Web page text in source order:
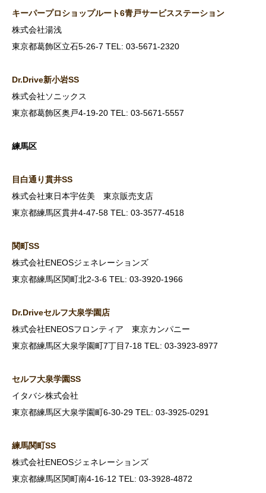
キーパープロショップルート6青戸サービスステーション
株式会社湯浅
東京都葛飾区立石5-26-7 TEL: 03-5671-2320
Dr.Drive新小岩SS
株式会社ソニックス
東京都葛飾区奥戸4-19-20 TEL: 03-5671-5557
練馬区
目白通り貫井SS
株式会社東日本宇佐美 東京販売支店
東京都練馬区貫井4-47-58 TEL: 03-3577-4518
関町SS
株式会社ENEOSジェネレーションズ
東京都練馬区関町北2-3-6 TEL: 03-3920-1966
Dr.Driveセルフ大泉学園店
株式会社ENEOSフロンティア 東京カンパニー
東京都練馬区大泉学園町7丁目7-18 TEL: 03-3923-8977
セルフ大泉学園SS
イタバシ株式会社
東京都練馬区大泉学園町6-30-29 TEL: 03-3925-0291
練馬関町SS
株式会社ENEOSジェネレーションズ
東京都練馬区関町南4-16-12 TEL: 03-3928-4872